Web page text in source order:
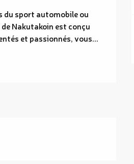
du sport automobile ou
Nakutakoin est conçu
et passionnés, vous...